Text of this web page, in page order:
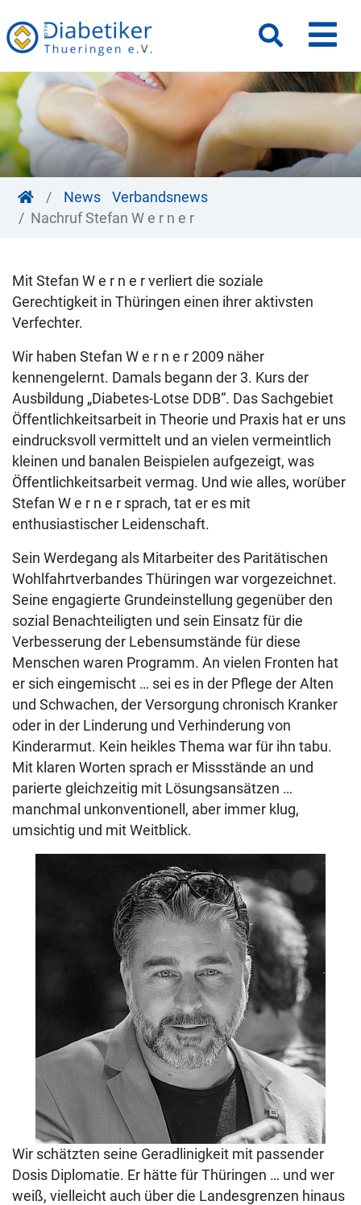
News
Verbandsnews
Nachruf Stefan W e r n e r
Mit Stefan W e r n e r verliert die soziale
Gerechtigkeit in Thüringen einen ihrer aktivsten
Verfechter.
Wir haben Stefan W e r n e r 2009 näher
kennengelernt. Damals begann der 3. Kurs der
Ausbildung „Diabetes-Lotse DDB“. Das Sachgebiet
Öffentlichkeitsarbeit in Theorie und Praxis hat er uns
eindrucksvoll vermittelt und an vielen vermeintlich
kleinen und banalen Beispielen aufgezeigt, was
Öffentlichkeitsarbeit vermag. Und wie alles, worüber
Stefan W e r n e r sprach, tat er es mit
enthusiastischer Leidenschaft.
Sein Werdegang als Mitarbeiter des Paritätischen
Wohlfahrtverbandes Thüringen war vorgezeichnet.
Seine engagierte Grundeinstellung gegenüber den
sozial Benachteiligten und sein Einsatz für die
Verbesserung der Lebensumstände für diese
Menschen waren Programm. An vielen Fronten hat
er sich eingemischt … sei es in der Pflege der Alten
und Schwachen, der Versorgung chronisch Kranker
oder in der Linderung und Verhinderung von
Kinderarmut. Kein heikles Thema war für ihn tabu.
Mit klaren Worten sprach er Missstände an und
parierte gleichzeitig mit Lösungsansätzen …
manchmal unkonventionell, aber immer klug,
umsichtig und mit Weitblick.
Wir schätzten seine Geradlinigkeit mit passender
Dosis Diplomatie. Er hätte für Thüringen … und wer
weiß, vielleicht auch über die Landesgrenzen hinaus